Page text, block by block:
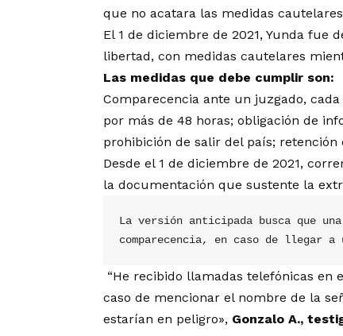
que no acatara las medidas
El 1 de diciembre de 2021, Yunda fue
libertad, con medidas cautelares
Las medidas que debe cumplir son:
Comparecencia ante un juzgado,
por más de 48 horas; obligación de
prohibición de salir del país; retención
Desde el 1 de diciembre de 2021,
la documentación que sustente la
La versión anticipada busca que
comparecencia, en caso de llegar
“He recibido llamadas telefónicas en
caso de mencionar el nombre de la
estarían en peligro», Gonzalo A.,